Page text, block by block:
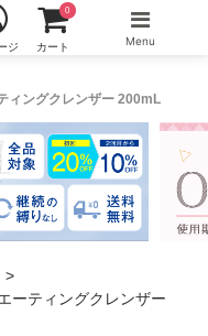
ィングクレンザー 200mL
ジ カート
0
Menu
ーティングクレンザー